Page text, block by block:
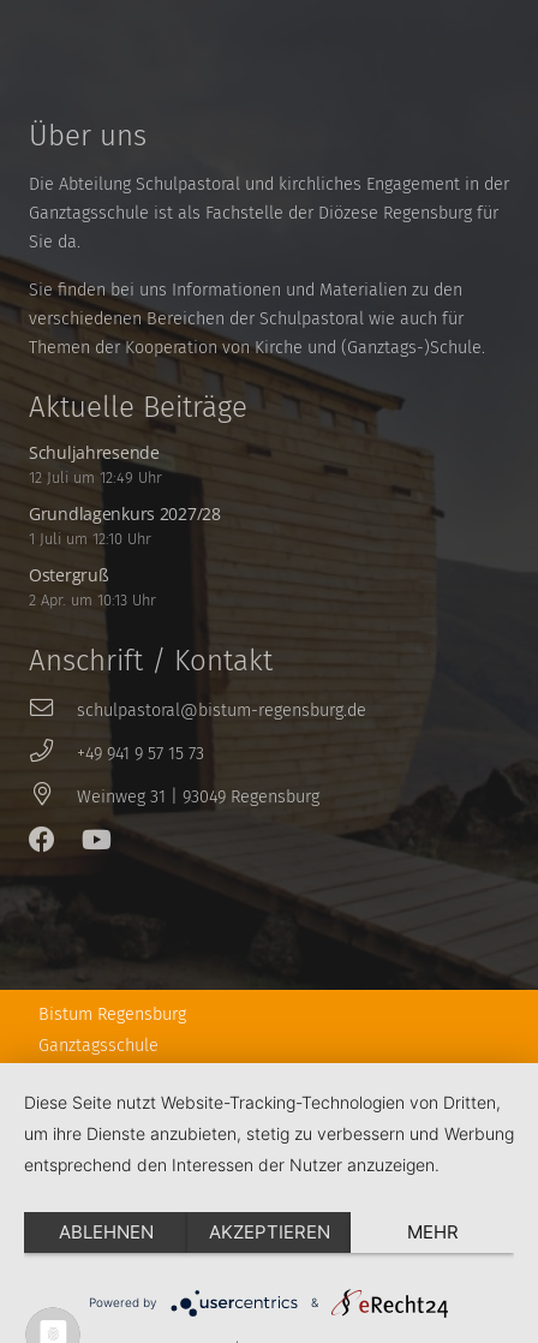
Über uns
Die Abteilung Schulpastoral und kirchliches Engagement in der
Ganztagsschule ist als Fachstelle der Diözese Regensburg für
Sie da.
Sie finden bei uns Informationen und Materialien zu den
verschiedenen Bereichen der Schulpastoral wie auch für
Themen der Kooperation von Kirche und (Ganztags-)Schule.
Aktuelle Beiträge
Schuljahresende
12 Juli um 12:49 Uhr
Grundlagenkurs 2027/28
1 Juli um 12:10 Uhr
Ostergruß
2 Apr. um 10:13 Uhr
Anschrift / Kontakt
schulpastoral@bistum-regensburg.de
+49 941 9 57 15 73
Weinweg 31 | 93049 Regensburg
Bistum Regensburg
Ganztagsschule
RPS
Schulstiftung
KJF Regensburg
Kontakt
Datenschutz
Diese Seite nutzt Website-Tracking-Technologien von Dritten,
um ihre Dienste anzubieten, stetig zu verbessern und Werbung
entsprechend den Interessen der Nutzer anzuzeigen.
ABLEHNEN AKZEPTIEREN MEHR
Powered by &